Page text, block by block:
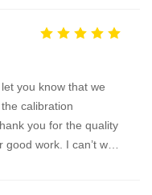
you know that we
calibration
you for the quality
work. I can’t wait